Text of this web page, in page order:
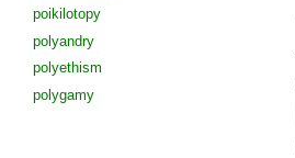
poikilotopy
polyandry
polyethism
polygamy